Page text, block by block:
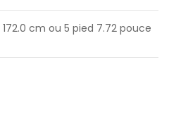
172.0 cm ou 5 pied 7.72pouce